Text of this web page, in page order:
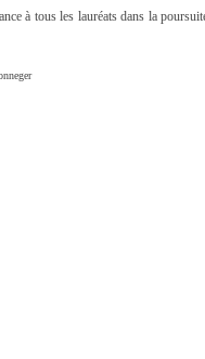
à tous les lauréats dans la